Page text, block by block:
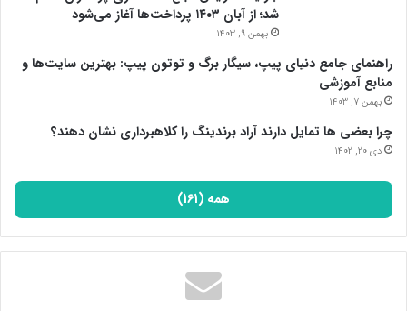
عوارض فشار خون بالا
بیماری پرفشاری خون اگر نادیده گرفته شود و به موقع درمان یا کنترل
نشود می تواند پیامدهای جبران ناپذیری را در فرد به وجود آورد. این
مشکل به راحتی می تواند تمام قسمت های بدن را تحت تأثیر قرار
داده و در عملکرد آن ها اختلال ایجاد نماید. از جمله عوارض مهم آن
شد؛ از آبان ۱۴۰۳ پرداخت‌ها آغاز می‌شود
بهمن 9, 1403
راهنمای جامع دنیای پیپ، سیگار برگ و توتون پیپ: بهترین سایت‌ها و
منابع آموزشی
بهمن 7, 1403
چرا بعضی ها تمایل دارند آراد برندینگ را کلاهبرداری نشان دهند؟
دی 20, 1402
همه (161)